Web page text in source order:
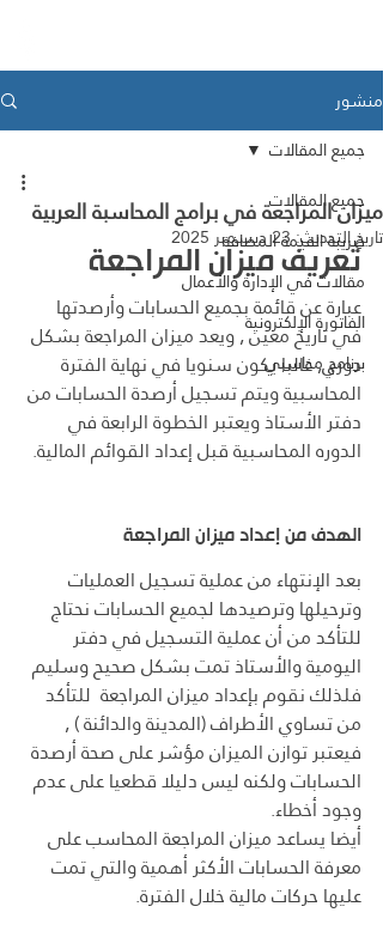
منشور
جميع المقالات
ضريبة القيمة المضافة
مقالات في الإدارة والأعمال
الفاتورة الإلكترونية
برنامج محاسبي
جميع المقالات
ميزان المراجعة في برامج المحاسبة العربية
تاريخ التحديث:23 ديسمبر 2025
تعريف ميزان المراجعة
عبارة عن قائمة بجميع الحسابات وأرصدتها
في تاريخ معين , ويعد ميزان المراجعة بشكل
دوري, غالبا يكون سنويا في نهاية الفترة
المحاسبية ويتم تسجيل أرصدة الحسابات من
دفتر الأستاذ ويعتبر الخطوة الرابعة في
الدوره المحاسبية قبل إعداد القوائم المالية.
الهدف من إعداد ميزان المراجعة
بعد الإنتهاء من عملية تسجيل العمليات
وترحيلها وترصيدها لجميع الحسابات نحتاج
للتأكد من أن عملية التسجيل في دفتر
اليومية والأستاذ تمت بشكل صحيح وسليم
فلذلك نقوم بإعداد ميزان المراجعة  للتأكد
من تساوي الأطراف (المدينة والدائنة ) ,
فيعتبر توازن الميزان مؤشر على صحة أرصدة
الحسابات ولكنه ليس دليلا قطعيا على عدم
وجود أخطاء.
أيضا يساعد ميزان المراجعة المحاسب على
معرفة الحسابات الأكثر أهمية والتي تمت
عليها حركات مالية خلال الفترة.